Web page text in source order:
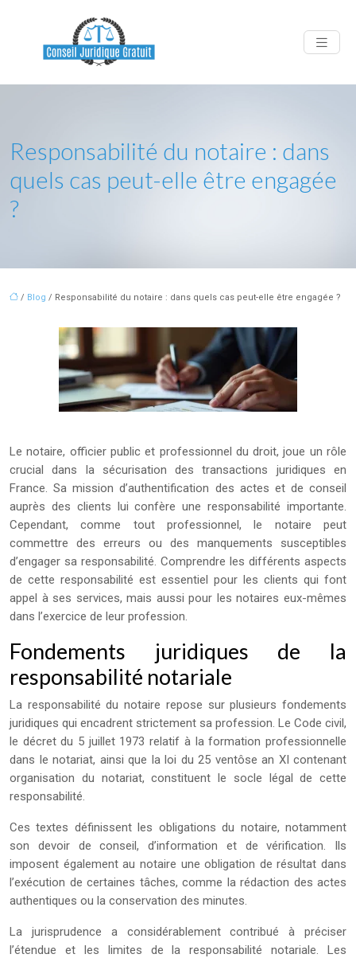
Responsabilité du notaire : dans
quels cas peut-elle être engagée
?
/ Blog / Responsabilité du notaire : dans quels cas peut-elle être engagée ?
Le notaire, officier public et professionnel du droit, joue un rôle
crucial dans la sécurisation des transactions juridiques en
France. Sa mission d’authentification des actes et de conseil
auprès des clients lui confère une responsabilité importante.
Cependant, comme tout professionnel, le notaire peut
commettre des erreurs ou des manquements susceptibles
d’engager sa responsabilité. Comprendre les différents aspects
de cette responsabilité est essentiel pour les clients qui font
appel à ses services, mais aussi pour les notaires eux-mêmes
dans l’exercice de leur profession.
Fondements juridiques de la
responsabilité notariale
La responsabilité du notaire repose sur plusieurs fondements
juridiques qui encadrent strictement sa profession. Le Code civil,
le décret du 5 juillet 1973 relatif à la formation professionnelle
dans le notariat, ainsi que la loi du 25 ventôse an XI contenant
organisation du notariat, constituent le socle légal de cette
responsabilité.
Ces textes définissent les obligations du notaire, notamment
son devoir de conseil, d’information et de vérification. Ils
imposent également au notaire une obligation de résultat dans
l’exécution de certaines tâches, comme la rédaction des actes
authentiques ou la conservation des minutes.
La jurisprudence a considérablement contribué à préciser
l’étendue et les limites de la responsabilité notariale. Les